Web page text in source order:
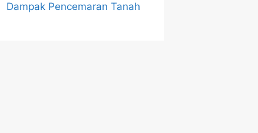
Dampak Pencemaran Tanah